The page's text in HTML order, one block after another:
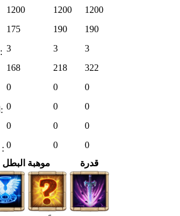
1200 1200 1200
175 190 190
مدى الهجوم: 3 3 3
168 218 322
0 0 0
الضربة القاضية: 0 0 0
0 0 0
مقاومة الضربة : 0 0
0
موهبة البطل قدرة